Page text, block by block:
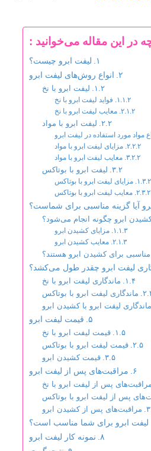
در این مقاله می‌خوانید :
لیفت ابرو چیست؟
انواع روش‌های لیفت ابرو
لیفت ابرو با نخ
فواید لیفت ابرو با نخ
معایب لیفت ابرو با نخ
لیفت ابرو با مواد
مواد مورد استفاده در لیفت ابرو
مزایای لیفت ابرو با مواد
معایب لیفت ابرو با مواد
لیفت ابرو با بوتاکس
مزایای لیفت ابرو با بوتاکس
معایب لیفت ابرو با بوتاکس
آیا گزینه مناسبی برای شماست؟
ابرو چگونه انجام می‌شود؟
مزایای کشیدن ابرو
معایب کشیدن ابرو
برای کشیدن ابرو هستند؟
لیفت ابرو چقدر طول می‌کشد؟
ماندگاری لیفت ابرو با نخ
ماندگاری لیفت ابرو با بوتاکس
ماندگاری لیفت ابرو با کشیدن ابرو
قیمت لیفت ابرو
قیمت لیفت ابرو با نخ
قیمت لیفت ابرو با بوتاکس
قیمت کشیدن ابرو
مراقبت‌های پس از لیفت ابرو
مراقبت‌های پس از لیفت ابرو با نخ
پس از لیفت ابرو با بوتاکس
مراقبت‌های پس از کشیدن ابرو
لیفت ابرو برای شما مناسب است؟
نمونه کار لیفت ابرو